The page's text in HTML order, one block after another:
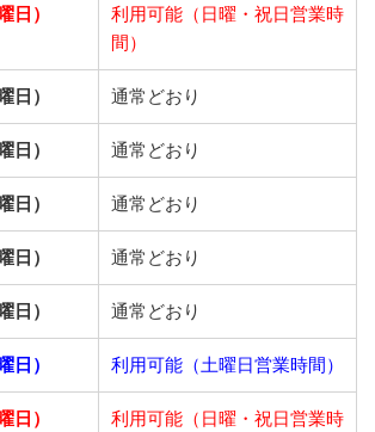
日）
利用可能（日曜・祝日営業時
間）
日） 通常どおり
日） 通常どおり
日） 通常どおり
日） 通常どおり
日） 通常どおり
日） 利用可能（土曜日営業時間）
日）
利用可能（日曜・祝日営業時